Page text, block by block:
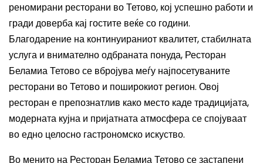
реномирани ресторани во Тетово, кој успешно работи и
гради доверба кај гостите веќе со години.
Благодарение на континуираниот квалитет, стабилната
услуга и внимателно одбраната понуда, Ресторан
Беламиа Тетово се вбројува меѓу најпосетуваните
ресторани во Тетово и поширокиот регион. Овој
ресторан е препознатлив како место каде традицијата,
модерната кујна и пријатната атмосфера се спојуваат
во едно целосно гастрономско искуство.
Во менито на Ресторан Беламиа Тетово се застапени